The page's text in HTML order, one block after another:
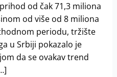
od čak 71,3 miliona
od više od 8 miliona
periodu, tržište
u Srbiji pokazalo je
da se ovakav trend